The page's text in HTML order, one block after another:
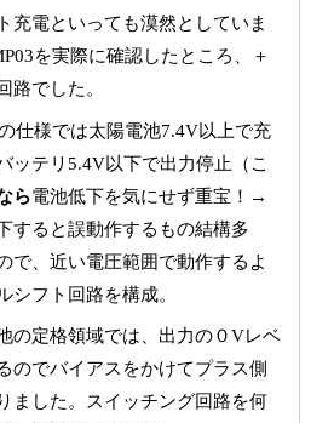
充電といっても漠然としていま
を実際に確認したところ、＋
路でした。
仕様では太陽電池7.4V以上で充
ッテリ5.4V以下で出力停止（こ
ら電池低下を気にせず重宝！→
すると誤動作するもの結構多
で、近い電圧範囲で動作するよ
シフト回路を構成。
の定格領域では、出力の０Vレベ
のでバイアスをかけてプラス側
ました。スイッチング回路を何